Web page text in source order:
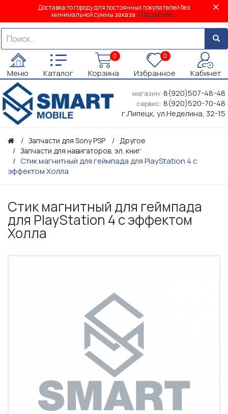
Доставка по городу для постоянных покупателей без
минимальной суммы заказа. Подробнее...
Меню Каталог
0
Корзина
0
Избранное Кабинет
магазин: 8(920)507-48-48
сервис: 8(920)520-70-48
г.Липецк, ул.Неделина, 32-15
Запчасти для Sony PSP
Другое
Запчасти для навигаторов, эл. книг
Стик магнитный для геймпада для PlayStation 4 с
эффектом Холла
Стик магнитный для геймпада
для PlayStation 4 с эффектом
Холла